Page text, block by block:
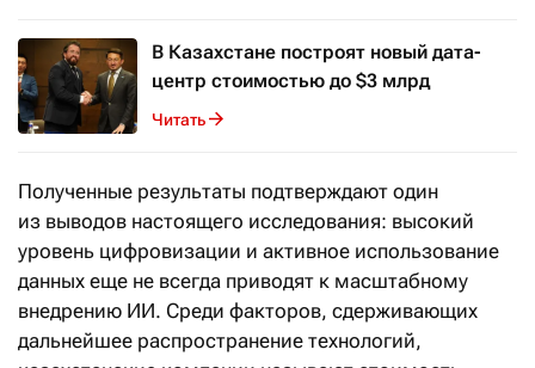
В Казахстане построят новый дата-
центр стоимостью до $3 млрд
Читать
Полученные результаты подтверждают один
из выводов настоящего исследования: высокий
уровень цифровизации и активное использование
данных еще не всегда приводят к масштабному
внедрению ИИ. Среди факторов, сдерживающих
дальнейшее распространение технологий,